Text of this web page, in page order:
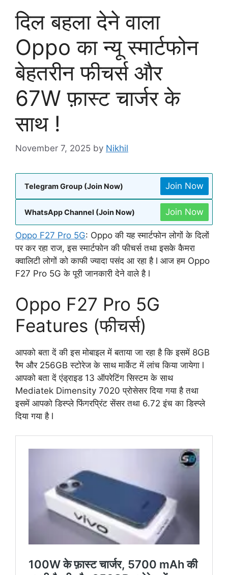
दिल बहला देने वाला
Oppo का न्यू स्मार्टफोन
बेहतरीन फीचर्स और
67W फ़ास्ट चार्जर के
साथ !
November 7, 2025 by Nikhil
Telegram Group (Join Now) Join Now
WhatsApp Channel (Join Now) Join Now
Oppo F27 Pro 5G: Oppo की यह स्मार्टफोन लोगों के दिलों
पर कर रहा राज, इस स्मार्टफोन की फीचर्स तथा इसके कैमरा
क्वालिटी लोगों को काफी ज्यादा पसंद आ रहा है l आज हम Oppo
F27 Pro 5G के पूरी जानकारी देने वाले है l
Oppo F27 Pro 5G
Features (फीचर्स)
आपको बता दें की इस मोबाइल में बताया जा रहा है कि इसमें 8GB
रैम और 256GB स्टोरेज के साथ मार्केट में लांच किया जायेगा l
आपको बता दें एंड्राइड 13 ऑपरेटिंग सिस्टम के साथ
Mediatek Dimensity 7020 प्रोसेसर दिया गया है तथा
इसमें आपको डिस्प्ले फिंगरप्रिंट सेंसर तथा 6.72 इंच का डिस्प्ले
दिया गया है l